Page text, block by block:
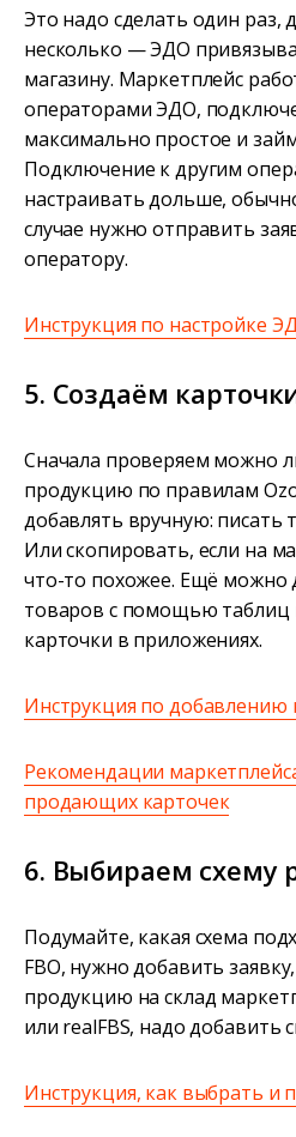
Это надо сделать один раз,
несколько — ЭДО
магазину. Маркетплейс
операторами ЭДО,
максимально простое и
Подключение к другим
настраивать дольше,
случае нужно отправить
оператору.
Инструкция по настройке
5. Создаём
Сначала проверяем можно
продукцию по правилам
добавлять вручную: писать
Или скопировать, если на
что-то похожее. Ещё можно
товаров с помощью таблиц
карточки в приложениях.
Инструкция по добавлению
Рекомендации
продающих карточек
6. Выбираем схему
Подумайте, какая схема
FBO, нужно добавить
продукцию на склад
или realFBS, надо добавить
Инструкция, как выбрать и